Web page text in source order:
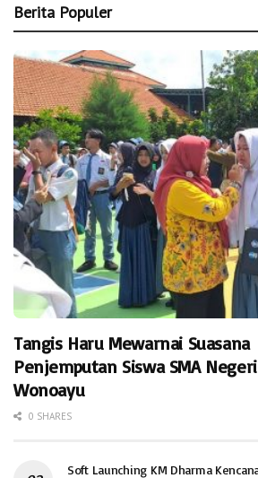
Berita Populer
Tangis Haru Mewarnai Suasana
Penjemputan Siswa SMA Negeri
Wonoayu
0 SHARES
Soft Launching KM Dharma